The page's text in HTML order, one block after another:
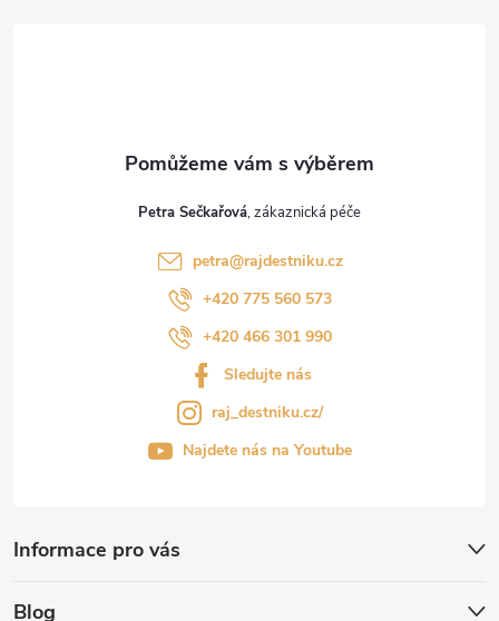
Informace pro vás
Blog
Petra Sečkařová
petra@rajdestniku.cz
+420 775 560 573
+420 466 301 990
Sledujte nás
raj_destniku.cz/
Najdete nás na Youtube